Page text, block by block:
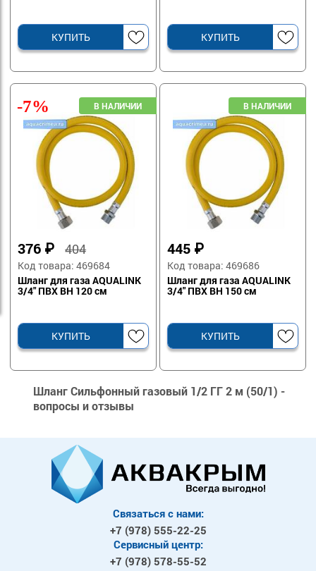
КУПИТЬ КУПИТЬ
376 ₽404
Код товара: 469684
Шланг для газа AQUALINK
3/4" ПВХ ВН 120 см
КУПИТЬ
-7%
445 ₽
Код товара: 469686
Шланг для газа AQUALINK
3/4" ПВХ ВН 150 см
КУПИТЬ
Шланг Сильфонный газовый 1/2 ГГ 2 м (50/1) -
вопросы и отзывы
Связаться с нами:
+7 (978) 555-22-25
Сервисный центр:
+7 (978) 578-55-52